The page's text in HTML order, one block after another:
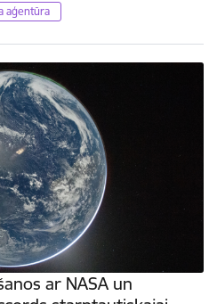
aģentūra
ar NASA un